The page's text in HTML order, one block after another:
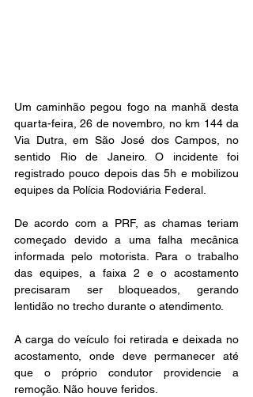
Um caminhão pegou fogo na manhã desta
quarta-feira, 26 de novembro, no km 144 da
Via Dutra, em São José dos Campos, no
sentido Rio de Janeiro. O incidente foi
registrado pouco depois das 5h e mobilizou
equipes da Polícia Rodoviária Federal.
De acordo com a PRF, as chamas teriam
começado devido a uma falha mecânica
informada pelo motorista. Para o trabalho
das equipes, a faixa 2 e o acostamento
precisaram ser bloqueados, gerando
lentidão no trecho durante o atendimento.
A carga do veículo foi retirada e deixada no
acostamento, onde deve permanecer até
que o próprio condutor providencie a
remoção. Não houve feridos.